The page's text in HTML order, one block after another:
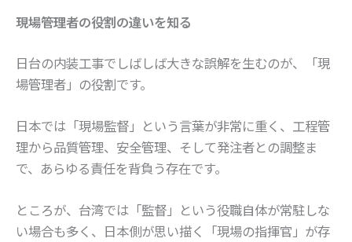
現場管理者の役割の違いを知る
日台の内装工事でしばしば大きな誤解を生むのが、「現
場管理者」の役割です。
日本では「現場監督」という言葉が非常に重く、工程管
理から品質管理、安全管理、そして発注者との調整ま
で、あらゆる責任を背負う存在です。
ところが、台湾では「監督」という役職自体が常駐しな
い場合も多く、日本側が思い描く「現場の指揮官」が存